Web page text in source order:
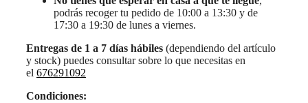
podrás recoger tu pedido de 10:00 a 13:30 y de
17:30 a 19:30 de lunes a viernes.
Entregas de 1 a 7 días hábiles (dependiendo del artículo
y stock) puedes consultar sobre lo que necesitas en
el 676291092
Condiciones: